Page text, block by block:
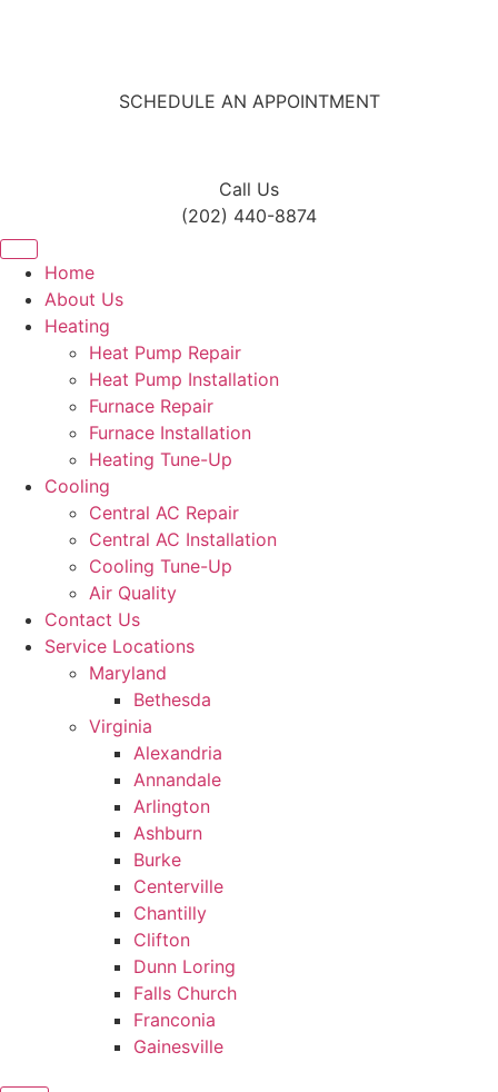
SCHEDULE AN APPOINTMENT
Call Us
(202) 440-8874
Home
About Us
Heating
Heat Pump Repair
Heat Pump Installation
Furnace Repair
Furnace Installation
Heating Tune-Up
Cooling
Central AC Repair
Central AC Installation
Cooling Tune-Up
Air Quality
Contact Us
Service Locations
Maryland
Bethesda
Virginia
Alexandria
Annandale
Arlington
Ashburn
Burke
Centerville
Chantilly
Clifton
Dunn Loring
Falls Church
Franconia
Gainesville